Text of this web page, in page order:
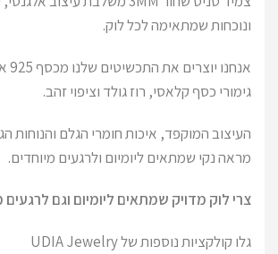
ונוכחות שמתאימה לכל לוק.
גימורי כסף קלאסי, רוז גולד וציפוי זהב.
העיצוב המוקפד, איכות חומרי הגלם והנוחות
מראה נקי שמתאים ליומיום ולרגעים מיוחדים.
צרי לוק מדויק שמתאים ליומיום וגם לרגעים
גלו קולקציות נוספות של UDIA Jewelry